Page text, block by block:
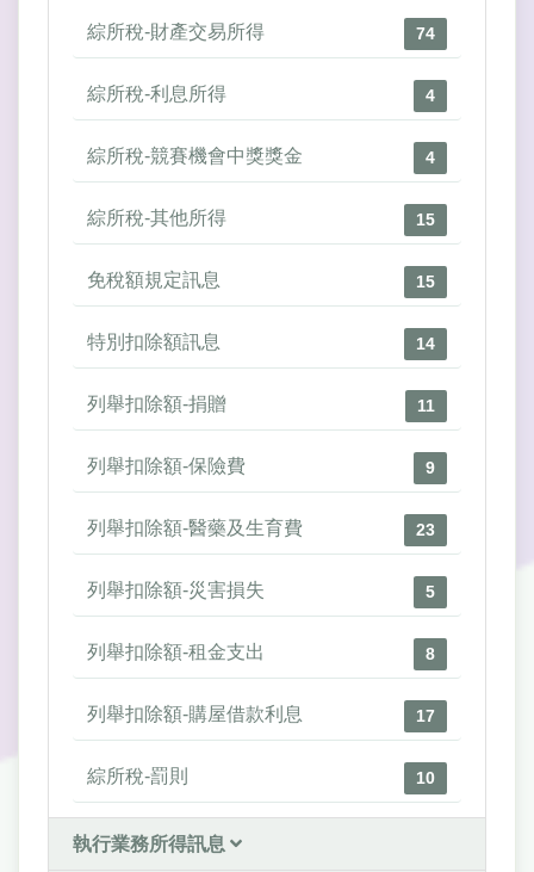
綜所稅-財產交易所得 74
綜所稅-利息所得 4
綜所稅-競賽機會中獎獎金 4
綜所稅-其他所得 15
免稅額規定訊息 15
特別扣除額訊息 14
列舉扣除額-捐贈 11
列舉扣除額-保險費 9
列舉扣除額-醫藥及生育費 23
列舉扣除額-災害損失 5
列舉扣除額-租金支出 8
列舉扣除額-購屋借款利息 17
綜所稅-罰則 10
執行業務所得訊息